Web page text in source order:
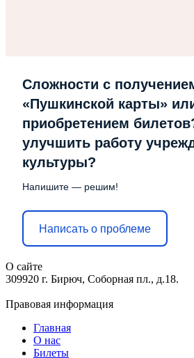
Сложности с
«Пушкинской карты»
приобретением
улучшить работу
культуры?
Напишите — решим!
Написать о проблеме
О сайте
309920 г. Бирюч, Соборная пл., д.18.
Правовая информация
Главная
О нас
Билеты